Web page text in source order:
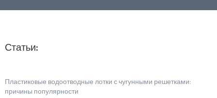
Статьи:
Пластиковые водоотводные лотки с чугунными решетками:
причины популярности